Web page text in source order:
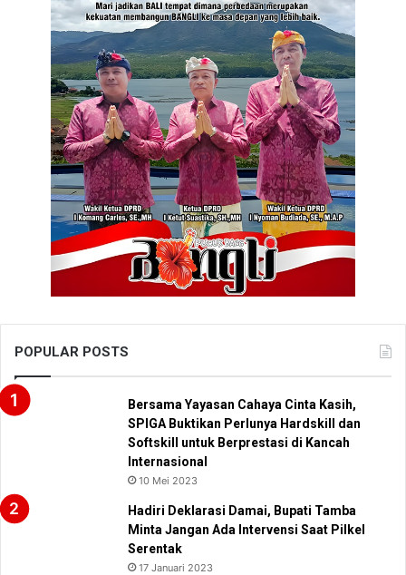
POPULAR POSTS
Bersama Yayasan Cahaya Cinta Kasih,
SPIGA Buktikan Perlunya Hardskill dan
Softskill untuk Berprestasi di Kancah
Internasional
10 Mei 2023
Hadiri Deklarasi Damai, Bupati Tamba
Minta Jangan Ada Intervensi Saat Pilkel
Serentak
17 Januari 2023